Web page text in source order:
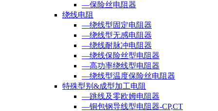
—保险丝电阻器
绕线电阻
—绕线型固定电阻器
—绕线型无感电阻器
—绕线耐脉冲电阻器
—绕线保险丝型电阻器
—高功率绕线型电阻器
—绕线型温度保险丝电阻器
特殊型别&成型加工电阻
—跳线及零欧姆电阻器
—铜包钢导线型电阻器-CP,CT